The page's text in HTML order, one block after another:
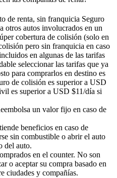
de renta, sin franquicia Seguro
otros autos involucrados en un
cobertura de colisión (solo en
pero sin franquicia en caso
en algunas de las tarifas
seleccionar las tarifas que ya
para comprarlos en destino es
de colisión es superior a USD
es superior a USD $11/día si
un valor fijo en caso de
beneficios en caso de
sin combustible o abrir el auto
del auto.
en el counter. No son
o aceptar su compra basado en
ciudades y compañías.